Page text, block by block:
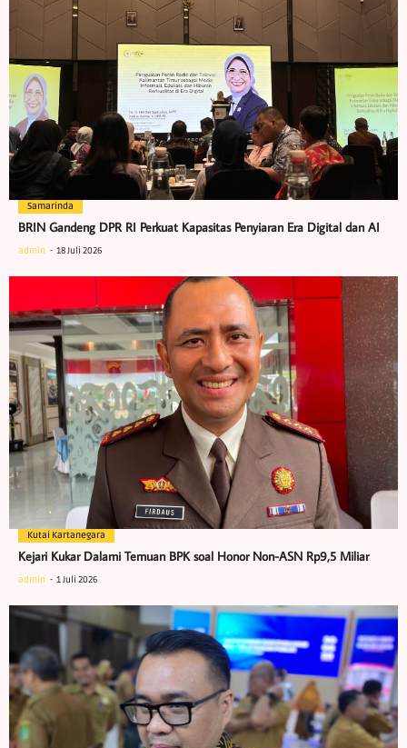
Samarinda
BRIN Gandeng DPR RI Perkuat Kapasitas Penyiaran Era Digital dan AI
admin 18 Juli 2026
Kutai Kartanegara
Kejari Kukar Dalami Temuan BPK soal Honor Non-ASN Rp9,5 Miliar
admin 1 Juli 2026